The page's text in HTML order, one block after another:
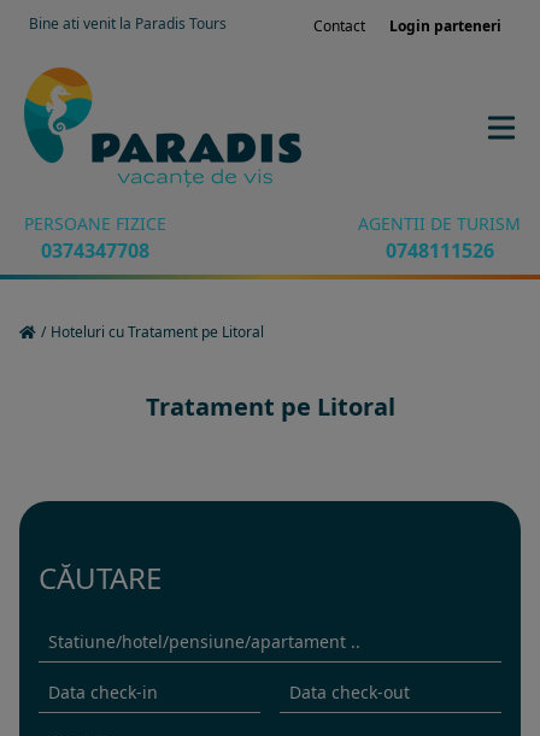
Bine ati venit la Paradis Tours Contact Login parteneri
PERSOANE FIZICE
0374347708
AGENTII DE TURISM
0748111526
/ Hoteluri cu Tratament pe Litoral
Tratament pe Litoral
CĂUTARE